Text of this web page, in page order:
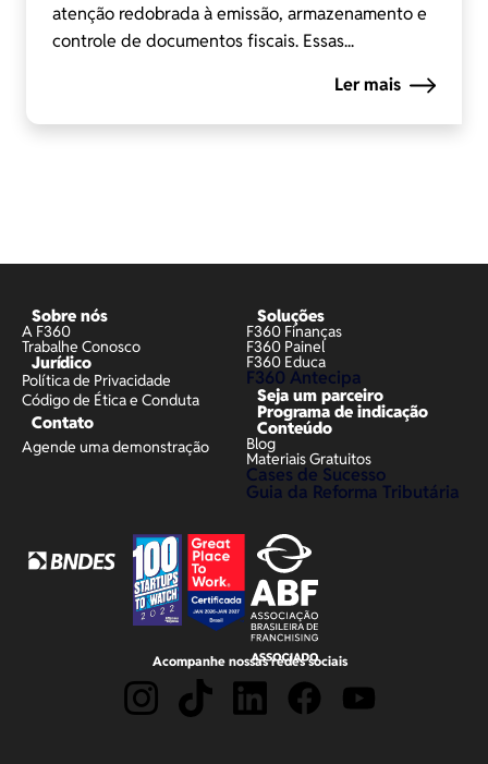
atenção redobrada à emissão, armazenamento e
controle de documentos fiscais. Essas...
Ler mais
Sobre nós
A F360
Trabalhe Conosco
Jurídico
Política de Privacidade
Código de Ética e Conduta
Contato
Agende uma demonstração
Soluções
F360 Finanças
F360 Painel
F360 Educa
F360 Antecipa
Seja um parceiro
Programa de indicação
Conteúdo
Blog
Materiais Gratuitos
Cases de Sucesso
Guia da Reforma Tributária
Acompanhe nossas redes sociais